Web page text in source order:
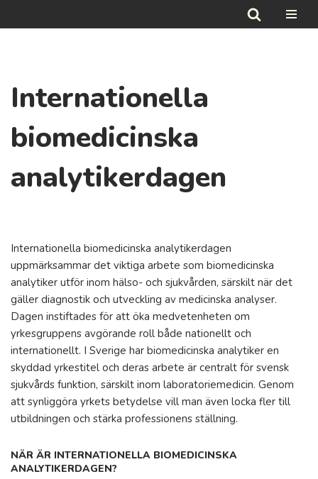
Internationella
biomedicinska
analytikerdagen
Internationella biomedicinska analytikerdagen
uppmärksammar det viktiga arbete som biomedicinska
analytiker utför inom hälso- och sjukvården, särskilt när det
gäller diagnostik och utveckling av medicinska analyser.
Dagen instiftades för att öka medvetenheten om
yrkesgruppens avgörande roll både nationellt och
internationellt. I Sverige har biomedicinska analytiker en
skyddad yrkestitel och deras arbete är centralt för svensk
sjukvårds funktion, särskilt inom laboratoriemedicin. Genom
att synliggöra yrkets betydelse vill man även locka fler till
utbildningen och stärka professionens ställning.
NÄR ÄR INTERNATIONELLA BIOMEDICINSKA
ANALYTIKERDAGEN?